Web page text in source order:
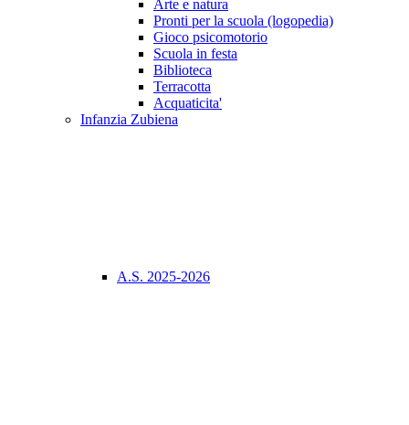
Arte e natura
Pronti per la scuola (logopedia)
Gioco psicomotorio
Scuola in festa
Biblioteca
Terracotta
Acquaticita'
Infanzia Zubiena
A.S. 2025-2026